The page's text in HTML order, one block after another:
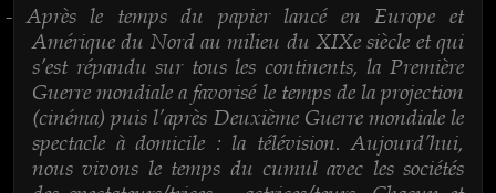
- Après le temps du papier lancé en Europe et
Amérique du Nord au milieu du XIXe siècle et qui
s’est répandu sur tous les continents, la Première
Guerre mondiale a favorisé le temps de la projection
(cinéma) puis l’après Deuxième Guerre mondiale le
spectacle à domicile : la télévision. Aujourd’hui,
nous vivons le temps du cumul avec les sociétés